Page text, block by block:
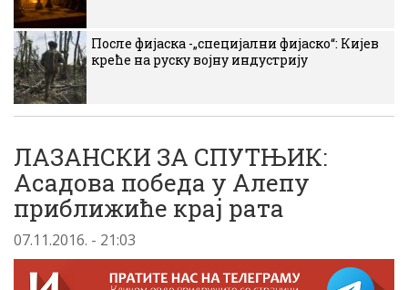
После фијаска -„специјални фијаско“: Кијев
креће на руску војну индустрију
ЛАЗАНСКИ ЗА СПУТЊИК:
Асадова победа у Алепу
приближиће крај рата
07.11.2016. - 21:03